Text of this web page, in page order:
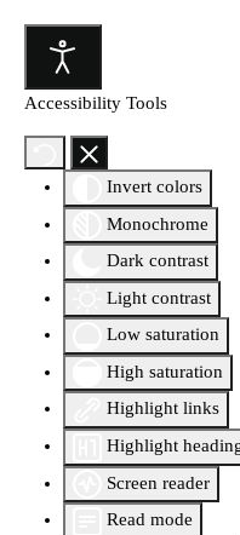
Accessibility Tools
Invert colors
Monochrome
Dark contrast
Light contrast
Low saturation
High saturation
Highlight links
Highlight
Screen reader
Read mode